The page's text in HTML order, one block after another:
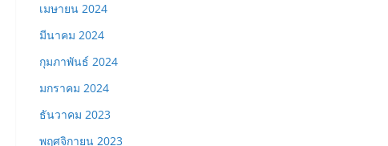
เมษายน 2024
มีนาคม 2024
กุมภาพันธ์ 2024
มกราคม 2024
ธันวาคม 2023
พฤศจิกายน 2023